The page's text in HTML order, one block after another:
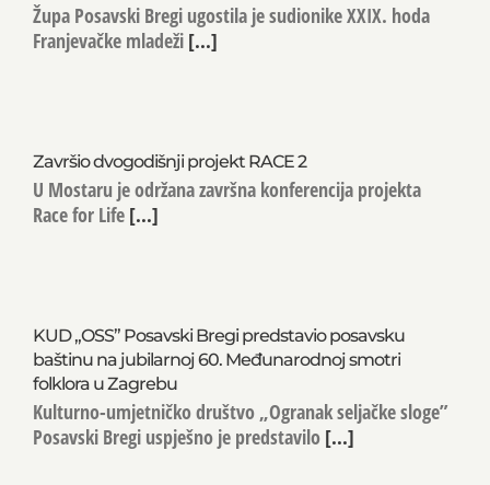
Župa Posavski Bregi ugostila je sudionike XXIX. hoda
Franjevačke mladeži [...]
Završio dvogodišnji projekt RACE 2
U Mostaru je održana završna konferencija projekta
Race for Life [...]
KUD „OSS” Posavski Bregi predstavio posavsku
baštinu na jubilarnoj 60. Međunarodnoj smotri
folklora u Zagrebu
Kulturno-umjetničko društvo „Ogranak seljačke sloge”
Posavski Bregi uspješno je predstavilo [...]